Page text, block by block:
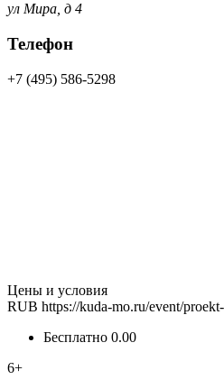
ул Мира, д 4
Телефон
+7 (495) 586-5298
Цены и условия
RUB https://kuda-mo.ru/event/
Бесплатно 0.00
6+